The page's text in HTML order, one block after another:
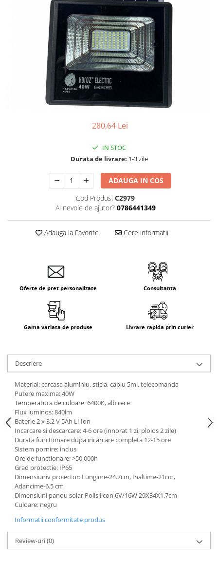
280,64 Lei
IN STOC
Durata de livrare: 1-3 zile
ADAUGA IN COS
Cod Produs: C2979
Ai nevoie de ajutor? 0786441349
Adauga la Favorite Cere informatii
Oferte de pret personalizate Consultanta
Gama variata de produse Livrare rapida prin curier
Descriere
Material: carcasa aluminiu, sticla, cablu 5ml, telecomanda
Putere maxima: 40W
Temperatura de culoare: 6400K, alb rece
Flux luminos: 840lm
Baterie 2 x 3.2 V 5Ah Li-Ion
Incarcare si descarcare: 4-6 ore (innorat 1 zi, ploios 2 zile)
Durata functionare dupa incarcare completa 12-15 ore
Sistem pornire: inclus
Ore de functionare: >50.000h
Grad protectie: IP65
Dimensiuniv proiector: Lungime-24.7cm, Inaltime-21cm,
Adancime-6.5 cm
Dimensiuni panou solar Polisilicon 6V/16W 29X34X1.7cm
Culoare: negru
Informatii conformitate produs
Review-uri(0)